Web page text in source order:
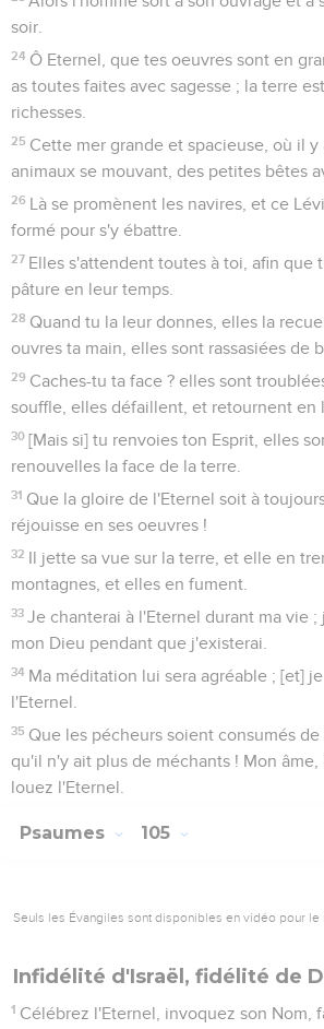
soir.
24 Ô Eternel, que tes oeuvres sont en
as toutes faites avec sagesse ; la terre
richesses.
25 Cette mer grande et spacieuse, où il y
animaux se mouvant, des petites bêtes
26 Là se promènent les navires, et ce
formé pour s'y ébattre.
27 Elles s'attendent toutes à toi, afin que
pâture en leur temps.
28 Quand tu la leur donnes, elles la
ouvres ta main, elles sont rassasiées de
29 Caches-tu ta face ? elles sont
souffle, elles défaillent, et retournent en
30 [Mais si] tu renvoies ton Esprit, elles
renouvelles la face de la terre.
31 Que la gloire de l'Eternel soit à
réjouisse en ses oeuvres !
32 Il jette sa vue sur la terre, et elle en
montagnes, et elles en fument.
33 Je chanterai à l'Eternel durant ma vie ;
mon Dieu pendant que j'existerai.
34 Ma méditation lui sera agréable ; [et]
l'Eternel.
35 Que les pécheurs soient consumés
qu'il n'y ait plus de méchants ! Mon âme,
louez l'Eternel.
Psaumes 105
Seuls les Évangiles sont disponibles en vidéo pour le
Infidélité d'Israël, fidélité de
1 Célébrez l'Eternel, invoquez son Nom,